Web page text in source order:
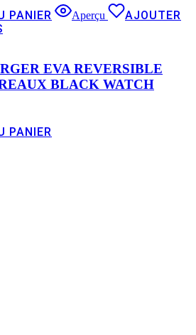
PANIER Aperçu
AJOUTER
EVA REVERSIBLE
BLACK WATCH
PANIER